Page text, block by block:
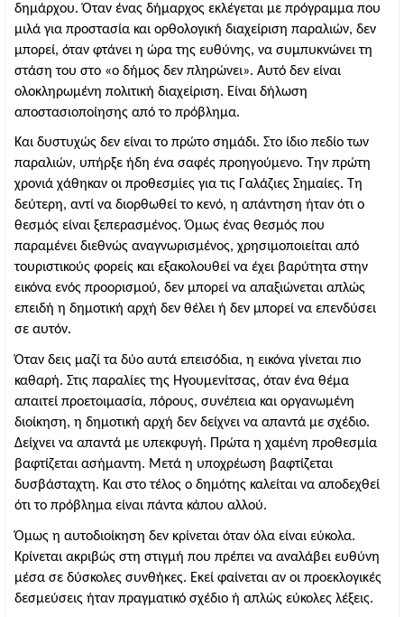
δημάρχου. Όταν ένας δήμαρχος εκλέγεται με πρόγραμμα που
μιλά για προστασία και ορθολογική διαχείριση παραλιών, δεν
μπορεί, όταν φτάνει η ώρα της ευθύνης, να συμπυκνώνει τη
στάση του στο «ο δήμος δεν πληρώνει». Αυτό δεν είναι
ολοκληρωμένη πολιτική διαχείριση. Είναι δήλωση
αποστασιοποίησης από το πρόβλημα.
Και δυστυχώς δεν είναι το πρώτο σημάδι. Στο ίδιο πεδίο των
παραλιών, υπήρξε ήδη ένα σαφές προηγούμενο. Την πρώτη
χρονιά χάθηκαν οι προθεσμίες για τις Γαλάζιες Σημαίες. Τη
δεύτερη, αντί να διορθωθεί το κενό, η απάντηση ήταν ότι ο
θεσμός είναι ξεπερασμένος. Όμως ένας θεσμός που
παραμένει διεθνώς αναγνωρισμένος, χρησιμοποιείται από
τουριστικούς φορείς και εξακολουθεί να έχει βαρύτητα στην
εικόνα ενός προορισμού, δεν μπορεί να απαξιώνεται απλώς
επειδή η δημοτική αρχή δεν θέλει ή δεν μπορεί να επενδύσει
σε αυτόν.
Όταν δεις μαζί τα δύο αυτά επεισόδια, η εικόνα γίνεται πιο
καθαρή. Στις παραλίες της Ηγουμενίτσας, όταν ένα θέμα
απαιτεί προετοιμασία, πόρους, συνέπεια και οργανωμένη
διοίκηση, η δημοτική αρχή δεν δείχνει να απαντά με σχέδιο.
Δείχνει να απαντά με υπεκφυγή. Πρώτα η χαμένη προθεσμία
βαφτίζεται ασήμαντη. Μετά η υποχρέωση βαφτίζεται
δυσβάσταχτη. Και στο τέλος ο δημότης καλείται να αποδεχθεί
ότι το πρόβλημα είναι πάντα κάπου αλλού.
Όμως η αυτοδιοίκηση δεν κρίνεται όταν όλα είναι εύκολα.
Κρίνεται ακριβώς στη στιγμή που πρέπει να αναλάβει ευθύνη
μέσα σε δύσκολες συνθήκες. Εκεί φαίνεται αν οι προεκλογικές
δεσμεύσεις ήταν πραγματικό σχέδιο ή απλώς εύκολες λέξεις.